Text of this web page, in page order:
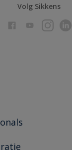
Volg Sikkens